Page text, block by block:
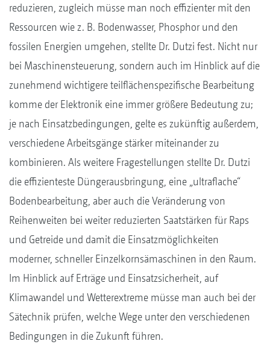
reduzieren, zugleich müsse man noch effizienter mit den
Ressourcen wie z. B. Bodenwasser, Phosphor und den
fossilen Energien umgehen, stellte Dr. Dutzi fest. Nicht nur
bei Maschinensteuerung, sondern auch im Hinblick auf die
zunehmend wichtigere teilflächenspezifische Bearbeitung
komme der Elektronik eine immer größere Bedeutung zu;
je nach Einsatzbedingungen, gelte es zukünftig außerdem,
verschiedene Arbeitsgänge stärker miteinander zu
kombinieren. Als weitere Fragestellungen stellte Dr. Dutzi
die effizienteste Düngerausbringung, eine „ultraflache“
Bodenbearbeitung, aber auch die Veränderung von
Reihenweiten bei weiter reduzierten Saatstärken für Raps
und Getreide und damit die Einsatzmöglichkeiten
moderner, schneller Einzelkornsämaschinen in den Raum.
Im Hinblick auf Erträge und Einsatzsicherheit, auf
Klimawandel und Wetterextreme müsse man auch bei der
Sätechnik prüfen, welche Wege unter den verschiedenen
Bedingungen in die Zukunft führen.